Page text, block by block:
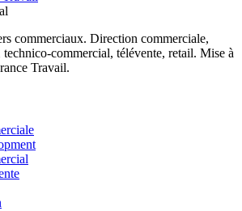
commerciaux. Direction commerciale,
technico-commercial, télévente, retail. Mise à
Travail.